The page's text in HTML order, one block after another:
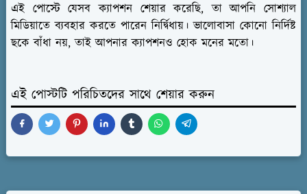
এই পোস্টে যেসব ক্যাপশন শেয়ার করেছি, তা আপনি সোশ্যাল
মিডিয়াতে ব্যবহার করতে পারেন নির্দ্বিধায়। ভালোবাসা কোনো নির্দিষ্ট
ছকে বাঁধা নয়, তাই আপনার ক্যাপশনও হোক মনের মতো।
এই পোস্টটি পরিচিতদের সাথে শেয়ার করুন